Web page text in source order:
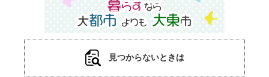
見つからないときは